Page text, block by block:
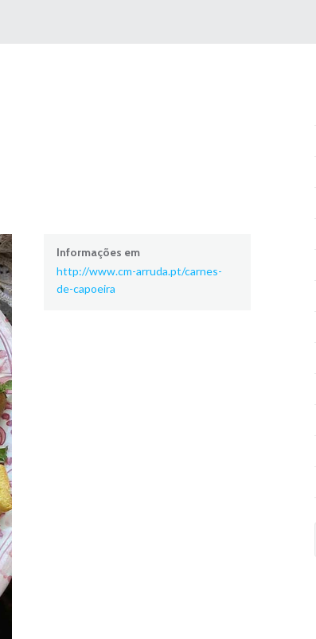
Informações em
http://www.cm-arruda.pt/carnes-
de-capoeira